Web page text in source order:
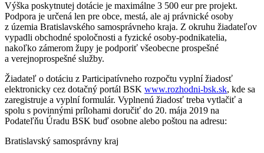
Výška poskytnutej dotácie je maximálne 3 500 eur pre projekt.
Podpora je určená len pre obce, mestá, ale aj právnické osoby
z územia Bratislavského samosprávneho kraja. Z okruhu žiadateľov
vypadli obchodné spoločnosti a fyzické osoby-podnikatelia,
nakoľko zámerom župy je podporiť všeobecne prospešné
a verejnoprospešné služby.
Žiadateľ o dotáciu z Participatívneho rozpočtu vyplní žiadosť
elektronicky cez dotačný portál BSK www.rozhodni-bsk.sk, kde sa
zaregistruje a vyplní formulár. Vyplnenú žiadosť treba vytlačiť a
spolu s povinnými prílohami doručiť do 20. mája 2019 na
Podateľňu Úradu BSK buď osobne alebo poštou na adresu:
Bratislavský samosprávny kraj